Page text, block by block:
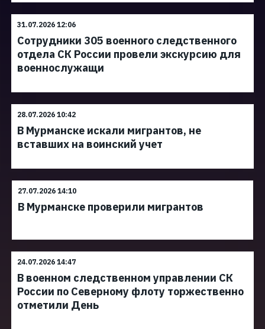
31.07.2026 12:06
Сотрудники 305 военного следственного
отдела СК России провели экскурсию для
военнослужащи
28.07.2026 10:42
В Мурманске искали мигрантов, не
вставших на воинский учет
27.07.2026 14:10
В Мурманске проверили мигрантов
24.07.2026 14:47
В военном следственном управлении СК
России по Северному флоту торжественно
отметили День